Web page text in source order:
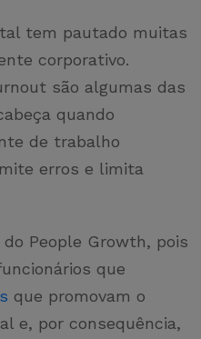
tem pautado muitas
corporativo.
são algumas das
quando
de trabalho
erros e limita
People Growth, pois
que
que promovam o
e, por consequência,